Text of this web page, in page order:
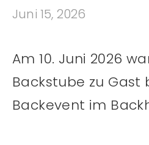
Juni 15, 2026
Am 10. Juni 2026
Backstube zu Gast
Backevent im